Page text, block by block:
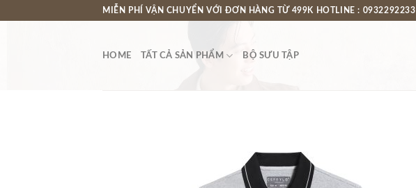
MIỄN PHÍ VẬN CHUYỂN VỚI ĐƠN HÀNG TỪ 499K HOTLINE : 0932292233
HOME TẤT CẢ SẢN PHẨM BỘ SƯU TẬP